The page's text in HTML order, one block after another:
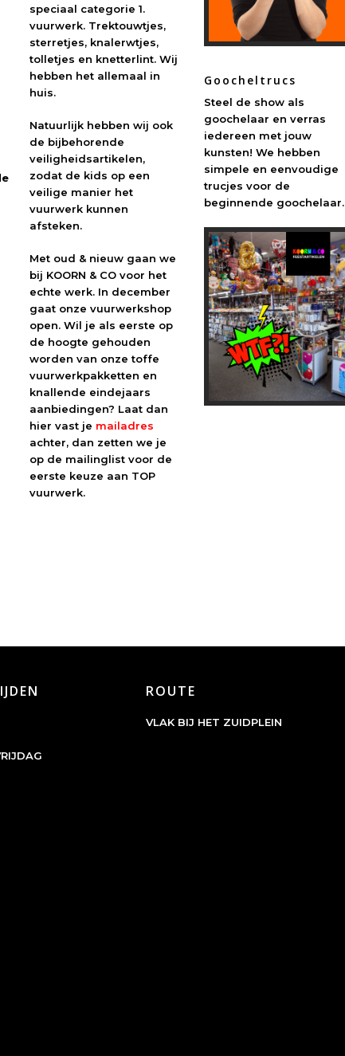
speciaal categorie 1.
vuurwerk. Trektouwtjes,
sterretjes, knalerwtjes,
tolletjes en knetterlint. Wij
hebben het allemaal in
huis.
Natuurlijk hebben wij ook
de bijbehorende
veiligheidsartikelen,
zodat de kids op een
veilige manier het
vuurwerk kunnen
afsteken.
Met oud & nieuw gaan we
bij KOORN & CO voor het
echte werk. In december
gaat onze vuurwerkshop
open. Wil je als eerste op
de hoogte gehouden
worden van onze toffe
vuurwerkpakketten en
knallende eindejaars
aanbiedingen? Laat dan
hier vast je mailadres
achter, dan zetten we je
op de mailinglist voor de
eerste keuze aan TOP
vuurwerk.
Goocheltrucs
Steel de show als
goochelaar en verras
iedereen met jouw
kunsten! We hebben
simpele en eenvoudige
trucjes voor de
beginnende goochelaar.
ROUTE
VLAK BIJ HET ZUIDPLEIN